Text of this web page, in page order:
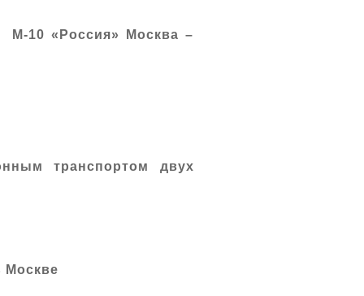
10 «Россия» Москва –
транспортом двух
Москве